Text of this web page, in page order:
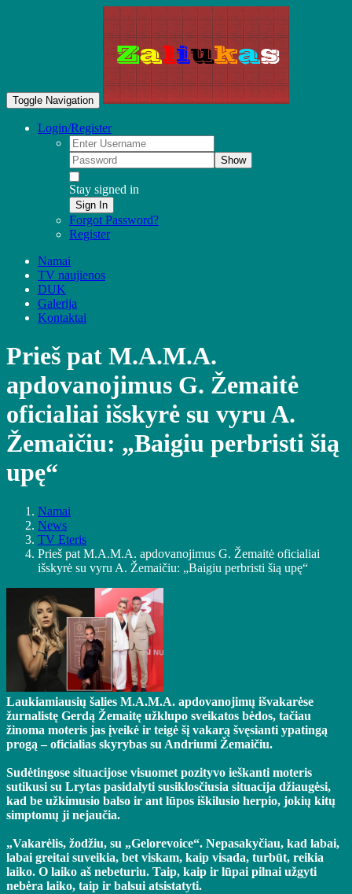
Toggle Navigation
Login/Register
Show
Stay signed in
Sign In
Forgot Password?
Register
Namai
TV naujienos
DUK
Galerija
Kontaktai
Prieš pat M.A.M.A.
apdovanojimus G. Žemaitė
oficialiai išskyrė su vyru A.
Žemaičiu: „Baigiu perbristi šią
upę“
Namai
News
TV Eteris
Prieš pat M.A.M.A. apdovanojimus G. Žemaitė oficialiai
išskyrė su vyru A. Žemaičiu: „Baigiu perbristi šią upę“
Laukiamiausių šalies M.A.M.A. apdovanojimų išvakarėse
žurnalistę Gerdą Žemaitę užklupo sveikatos bėdos, tačiau
žinoma moteris jas įveikė ir teigė šį vakarą švęsianti ypatingą
progą – oficialias skyrybas su Andriumi Žemaičiu.
Sudėtingose situacijose visuomet pozityvo ieškanti moteris
sutikusi su Lrytas pasidalyti susiklosčiusia situacija džiaugėsi,
kad be užkimusio balso ir ant lūpos iškilusio herpio, jokių kitų
simptomų ji nejaučia.
„Vakarėlis, žodžiu, su „Gelorevoice“. Nepasakyčiau, kad labai,
labai greitai suveikia, bet viskam, kaip visada, turbūt, reikia
laiko. O laiko aš nebeturiu. Taip, kaip ir lūpai pilnai užgyti
nebėra laiko, taip ir balsui atsistatyti.